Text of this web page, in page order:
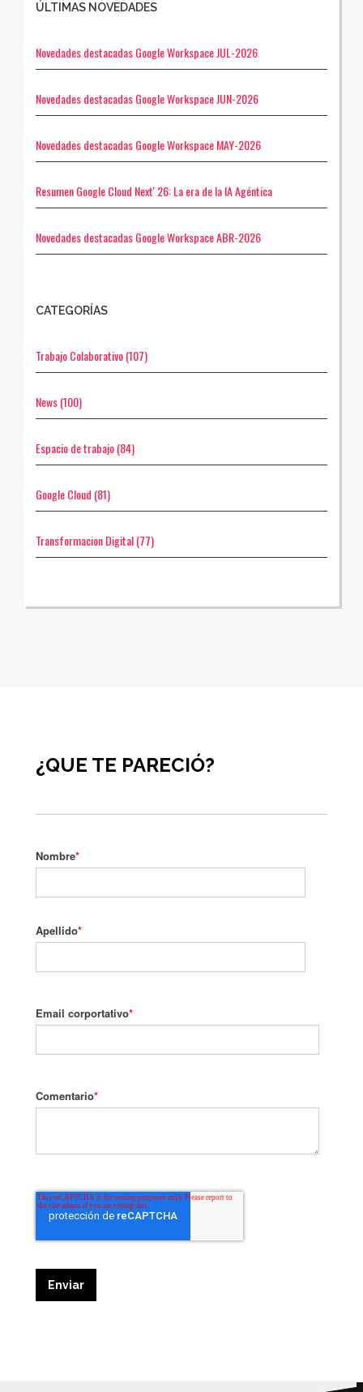
ÚLTIMAS NOVEDADES
Novedades destacadas Google Workspace JUL-2026
Novedades destacadas Google Workspace JUN-2026
Novedades destacadas Google Workspace MAY-2026
Resumen Google Cloud Next' 26: La era de la IA Agéntica
Novedades destacadas Google Workspace ABR-2026
CATEGORÍAS
Trabajo Colaborativo(107)
News(100)
Espacio de trabajo(84)
Google Cloud (81)
Transformacion Digital(77)
¿QUE TE PARECIÓ?
Nombre*
Apellido*
Email corportativo*
Comentario*